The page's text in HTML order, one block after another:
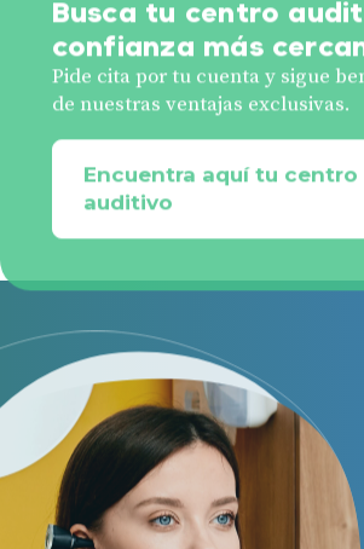
confianza más
Pide cita por tu cuenta y sigue
de nuestras ventajas exclusivas.
Encuentra aquí tu centro
auditivo